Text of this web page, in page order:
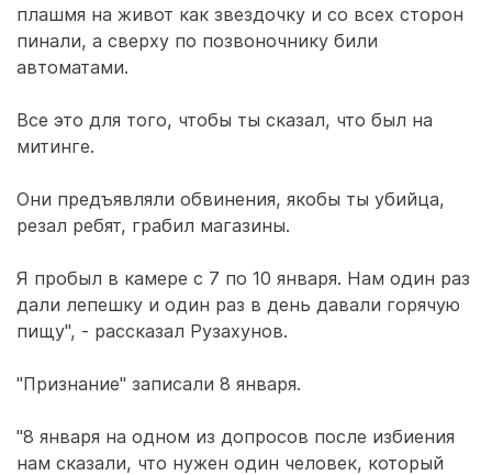
плашмя на живот как звездочку и со всех сторон
пинали, а сверху по позвоночнику били
автоматами.
Все это для того, чтобы ты сказал, что был на
митинге.
Они предъявляли обвинения, якобы ты убийца,
резал ребят, грабил магазины.
Я пробыл в камере с 7 по 10 января. Нам один раз
дали лепешку и один раз в день давали горячую
пищу", - рассказал Рузахунов.
"Признание" записали 8 января.
"8 января на одном из допросов после избиения
нам сказали, что нужен один человек, который